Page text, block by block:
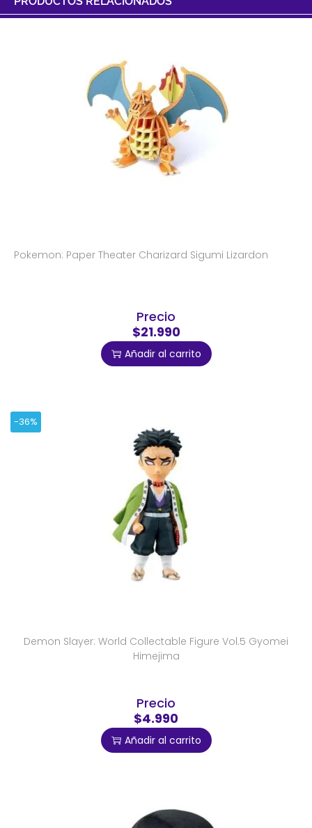
Pokemon: Paper Theater Charizard Sigumi Lizardon
Precio
$21.990
Añadir al carrito
-36%
Demon Slayer: World Collectable Figure Vol.5 Gyomei
Himejima
Precio
$4.990
Añadir al carrito